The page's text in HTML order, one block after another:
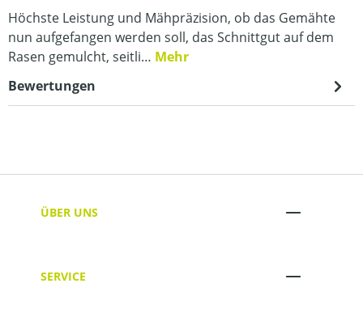
Höchste Leistung und Mähpräzision, ob das Gemähte
nun aufgefangen werden soll, das Schnittgut auf dem
Rasen gemulcht, seitli… Mehr
Bewertungen
ÜBER UNS
SERVICE